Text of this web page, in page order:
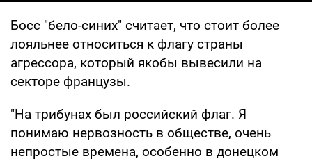
Босс "бело-синих" считает, что стоит более
лояльнее относиться к флагу страны
агрессора, который якобы вывесили на
секторе французы.
"На трибунах был российский флаг. Я
понимаю нервозность в обществе, очень
непростые времена, особенно в донецком